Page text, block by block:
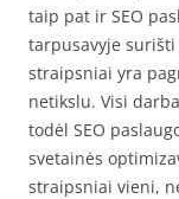
taip pat ir SEO
tarpusavyje
straipsniai yra
netikslu. Visi
todėl SEO
svetainės
straipsniai vieni,